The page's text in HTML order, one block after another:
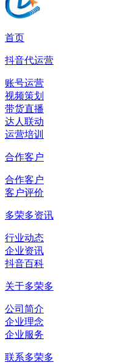
首页
抖音代运营
账号运营
视频策划
带货直播
达人联动
运营培训
合作客户
合作客户
客户评价
多荣多资讯
行业动态
企业资讯
抖音百科
关于多荣多
公司简介
企业理念
企业服务
联系多荣多